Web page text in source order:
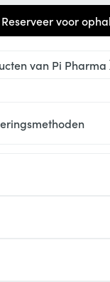
Reserveervoor
van Pi Pharma